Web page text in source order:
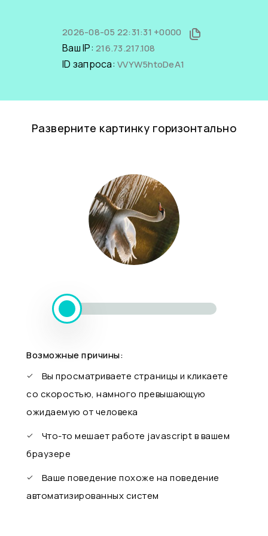
2026-08-05 22:31:31 +0000
Ваш IP: 216.73.217.108
ID запроса: VVYW5htoDeA1
Разверните картинку горизонтально
Возможные причины:
Вы просматриваете страницы и кликаете
со скоростью, намного превышающую
ожидаемую от человека
Что-то мешает работе javascript в вашем
браузере
Ваше поведение похоже на поведение
автоматизированных систем